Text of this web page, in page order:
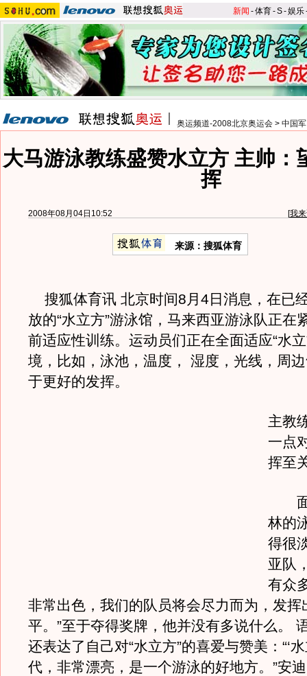
新闻 -体育-S-娱乐
奥运频道-2008北京奥运会 > 中国
大马游泳教练盛赞水立方 主帅：
挥
2008年08月04日10:52 [我
来源：搜狐体育
搜狐体育讯 北京时间8月4日消息，在已
放的“水立方”游泳馆，马来西亚游泳队正在
前适应性训练。运动员们正在全面适应“水
境，比如，泳池，温度， 湿度，光线，周
于更好的发挥。
主教
一点
挥至
面
林的
得很
亚队
有众
非常出色，我们的队员将会尽力而为，发挥
平。”至于夺得奖牌，他并没有多说什么。
还表达了自己对“水立方”的喜爱与赞美：“‘
代，非常漂亮，是一个游泳的好地方。”安